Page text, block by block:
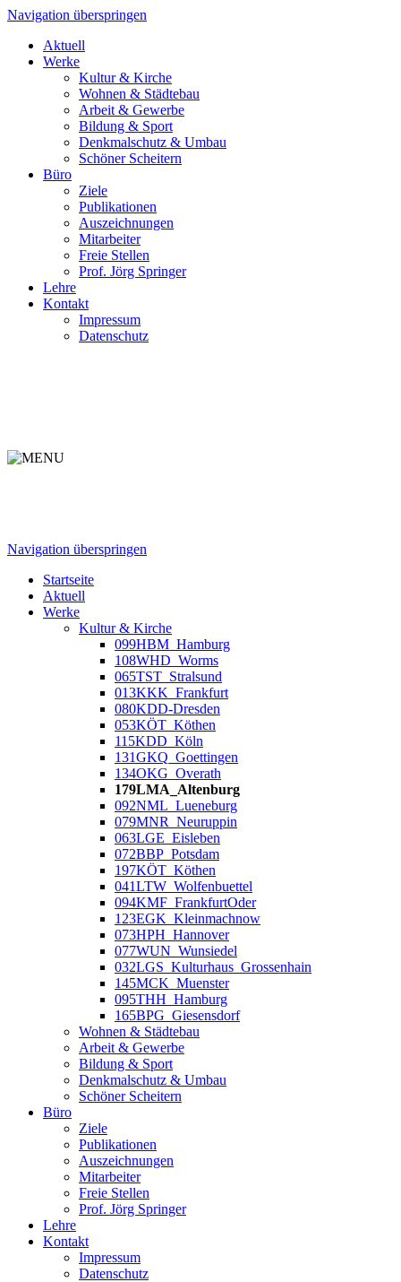
Navigation überspringen
Aktuell
Werke
Kultur & Kirche
Wohnen & Städtebau
Arbeit & Gewerbe
Bildung & Sport
Denkmalschutz & Umbau
Schöner Scheitern
Büro
Ziele
Publikationen
Auszeichnungen
Mitarbeiter
Freie Stellen
Prof. Jörg Springer
Lehre
Kontakt
Impressum
Datenschutz
Navigation überspringen
Startseite
Aktuell
Werke
Kultur & Kirche
099HBM_Hamburg
108WHD_Worms
065TST_Stralsund
013KKK_Frankfurt
080KDD-Dresden
053KÖT_Köthen
115KDD_Köln
131GKQ_Goettingen
134OKG_Overath
179LMA_Altenburg
092NML_Lueneburg
079MNR_Neuruppin
063LGE_Eisleben
072BBP_Potsdam
197KÖT_Köthen
041LTW_Wolfenbuettel
094KMF_FrankfurtOder
123EGK_Kleinmachnow
073HPH_Hannover
077WUN_Wunsiedel
032LGS_Kulturhaus_Grossenhain
145MCK_Muenster
095THH_Hamburg
165BPG_Giesensdorf
Wohnen & Städtebau
Arbeit & Gewerbe
Bildung & Sport
Denkmalschutz & Umbau
Schöner Scheitern
Büro
Ziele
Publikationen
Auszeichnungen
Mitarbeiter
Freie Stellen
Prof. Jörg Springer
Lehre
Kontakt
Impressum
Datenschutz